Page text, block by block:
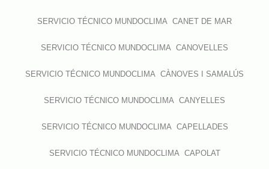
SERVICIO TÉCNICO MUNDOCLIMA CANET DE MAR
SERVICIO TÉCNICO MUNDOCLIMA CANOVELLES
SERVICIO TÉCNICO MUNDOCLIMA CÀNOVES I SAMALÚS
SERVICIO TÉCNICO MUNDOCLIMA CANYELLES
SERVICIO TÉCNICO MUNDOCLIMA CAPELLADES
SERVICIO TÉCNICO MUNDOCLIMA CAPOLAT